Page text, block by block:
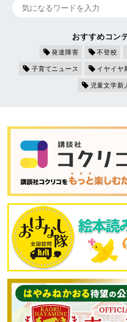
おすすめコン
発達障害 不登校
子育てニュース
イヤイヤ
児童文学新